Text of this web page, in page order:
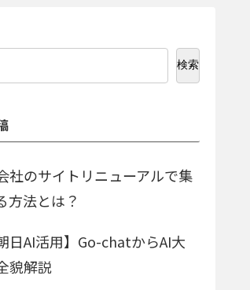
検索
社のサイトリニューアルで集
方法とは？
日AI活用】Go-chatからAI大
貌解説